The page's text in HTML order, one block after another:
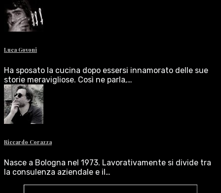
Luca Govoni
Ha sposato la cucina dopo essersi innamorato delle sue
storie meravigliose. Così ne parla,…
Riccardo Corazza
Nasce a Bologna nel 1973. Lavorativamente si divide tra
la consulenza aziendale e il…